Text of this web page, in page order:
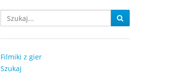
Filmiki z gier
Szukaj